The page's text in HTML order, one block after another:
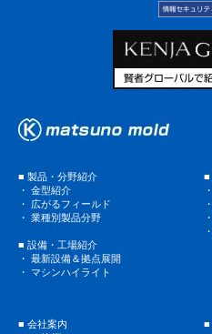
■ 製品・分野紹介 ■
・ 金型紹介 ・
・ 広がるフィールド ・
・ 業種別製品分野 ・
・
■ 設備・工場紹介
・ 最新設備＆拠点展開
・ マシンハイライト
■ 会社案内 ■